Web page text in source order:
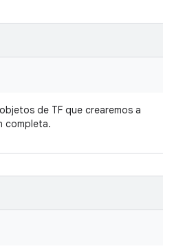
de TF que crearemos a
completa.